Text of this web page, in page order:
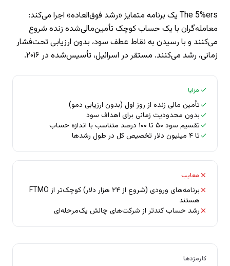
The 5%ers یک برنامه متمایز «رشد فوق‌العاده» اجرا می‌کند:
معامله‌گران با یک حساب کوچک تأمین‌مالی‌شده زنده شروع
می‌کنند و با رسیدن به نقاط عطف سود، بدون ارزیابی تحت‌فشار
زمانی، رشد می‌کنند. مستقر در اسرائیل، تأسیس‌شده در ۲۰۱۶.
مزایا
تأمین مالی زنده از روز اول (بدون ارزیابی دمو)
بدون محدودیت زمانی برای اهداف سود
تقسیم سود ۵۰ تا ۱۰۰ درصد متناسب با اندازه حساب
تا ۴ میلیون دلار تخصیص کل در طول رشدها
معایب
برنامه‌های ورودی (شروع از ۲۴ هزار دلار) کوچک‌تر از FTMO
هستند
رشد حساب کندتر از شرکت‌های چالش یک‌مرحله‌ای
کارمزدها